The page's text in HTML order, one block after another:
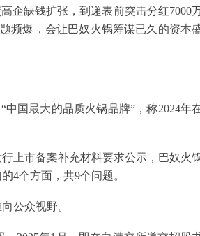
企缺钱扩张，到递表前突击分红7000
频爆，会让巴奴火锅筹谋已久的资本
国最大的品质火锅品牌”，称2024年
上市备案补充材料要求公示，巴奴火
4个方面，共9个问题。
公众视野。